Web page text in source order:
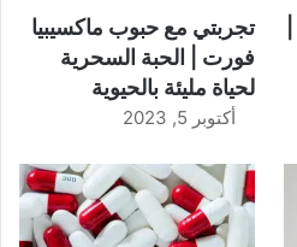
تجربتي مع حبوب ماكسيبيا
فورت | الحبة السحرية
لحياة مليئة بالحيوية
أكتوبر 5, 2023